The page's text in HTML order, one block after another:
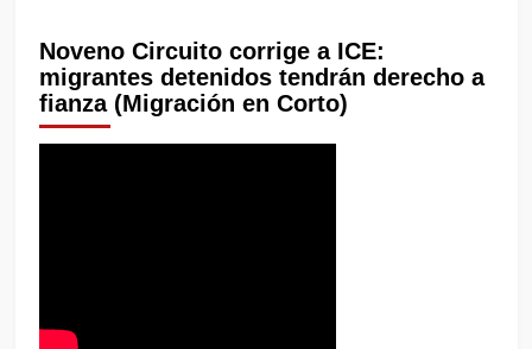
Noveno Circuito corrige a ICE:
migrantes detenidos tendrán derecho a
fianza (Migración en Corto)